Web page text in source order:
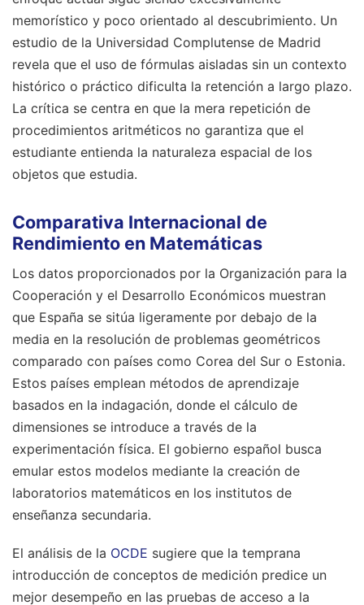
memorístico y poco orientado al descubrimiento. Un
estudio de la Universidad Complutense de Madrid
revela que el uso de fórmulas aisladas sin un contexto
histórico o práctico dificulta la retención a largo plazo.
La crítica se centra en que la mera repetición de
procedimientos aritméticos no garantiza que el
estudiante entienda la naturaleza espacial de los
objetos que estudia.
Comparativa Internacional de
Rendimiento en Matemáticas
Los datos proporcionados por la Organización para la
Cooperación y el Desarrollo Económicos muestran
que España se sitúa ligeramente por debajo de la
media en la resolución de problemas geométricos
comparado con países como Corea del Sur o Estonia.
Estos países emplean métodos de aprendizaje
basados en la indagación, donde el cálculo de
dimensiones se introduce a través de la
experimentación física. El gobierno español busca
emular estos modelos mediante la creación de
laboratorios matemáticos en los institutos de
enseñanza secundaria.
El análisis de la OCDE sugiere que la temprana
introducción de conceptos de medición predice un
mejor desempeño en las pruebas de acceso a la